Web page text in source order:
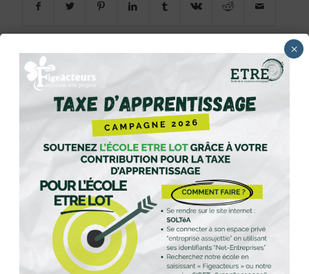
RÉPONSES
Laisser un commentaire
Rejoindre la discussion?
N’hésitez pas à contribuer !
Nom
E-mail
×